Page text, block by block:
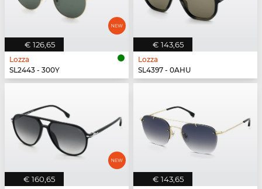
€ 126,65
Lozza
SL2443 - 300Y
€ 143,65
Lozza
SL4397 - 0AHU
€ 160,65 € 143,65